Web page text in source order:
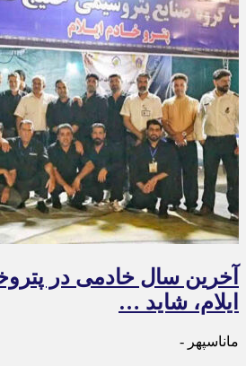
آخرین سال خادمی در
ایلام، شاید …
ماناسپهر -